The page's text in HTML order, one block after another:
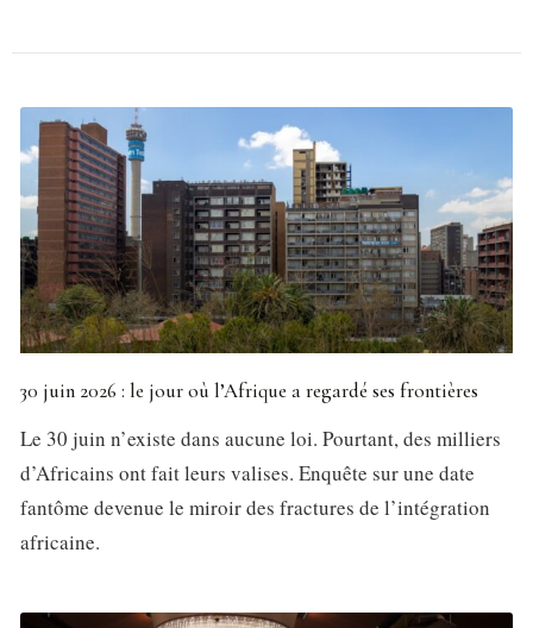
30 juin 2026 : le jour où l’Afrique a regardé ses frontières
Le 30 juin n’existe dans aucune loi. Pourtant, des milliers
d’Africains ont fait leurs valises. Enquête sur une date
fantôme devenue le miroir des fractures de l’intégration
africaine.